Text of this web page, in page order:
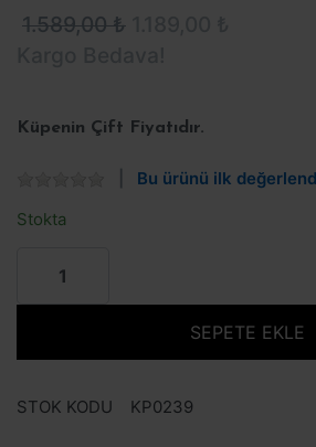
1.589,00 ₺
Küpenin Çift Fiyatıdır.
Bu ürünü ilk
Stokta
SEPETE EKLE
STOK KODU KP0239